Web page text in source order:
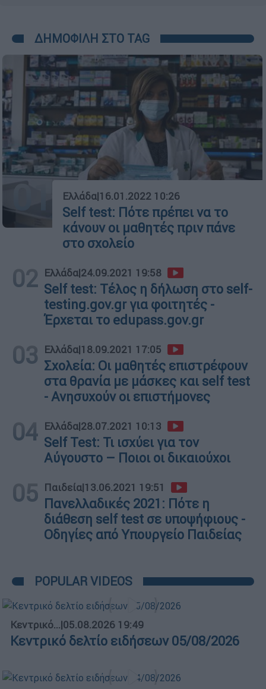
ΔΗΜΟΦΙΛΗ ΣΤΟ TAG
01 Ελλάδα|16.01.2022 10:26
Self test: Πότε πρέπει να το
κάνουν οι μαθητές πριν πάνε
στο σχολείο
02 Ελλάδα|24.09.2021 19:58
Self test: Τέλος η δήλωση στο self-
testing.gov.gr για φοιτητές -
Έρχεται το edupass.gov.gr
03 Ελλάδα|18.09.2021 17:05
Σχολεία: Οι μαθητές επιστρέφουν
στα θρανία με μάσκες και self test
- Ανησυχούν οι επιστήμονες
04 Ελλάδα|28.07.2021 10:13
Self Test: Τι ισχύει για τον
Αύγουστο – Ποιοι οι δικαιούχοι
05 Παιδεία|13.06.2021 19:51
Πανελλαδικές 2021: Πότε η
διάθεση self test σε υποψήφιους -
Οδηγίες από Υπουργείο Παιδείας
POPULAR VIDEOS
Κεντρικό...|05.08.2026 19:49
Κεντρικό δελτίο ειδήσεων 05/08/2026